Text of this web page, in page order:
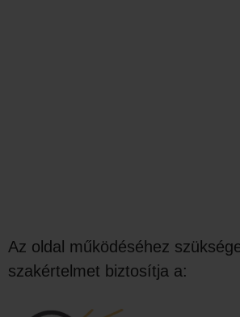
Az oldal működéséhez
szakértelmet biztosítja a: